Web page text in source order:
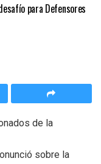
para Defensores
de la
sobre la